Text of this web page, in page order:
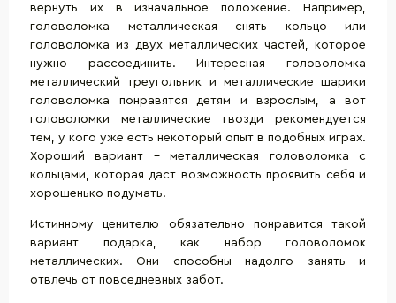
вернуть их в изначальное положение. Например,
головоломка металлическая снять кольцо или
головоломка из двух металлических частей, которое
нужно рассоединить. Интересная головоломка
металлический треугольник и металлические шарики
головоломка понравятся детям и взрослым, а вот
головоломки металлические гвозди рекомендуется
тем, у кого уже есть некоторый опыт в подобных играх.
Хороший вариант - металлическая головоломка с
кольцами, которая даст возможность проявить себя и
хорошенько подумать.
Истинному ценителю обязательно понравится такой
вариант подарка, как набор головоломок
металлических. Они способны надолго занять и
отвлечь от повседневных забот.